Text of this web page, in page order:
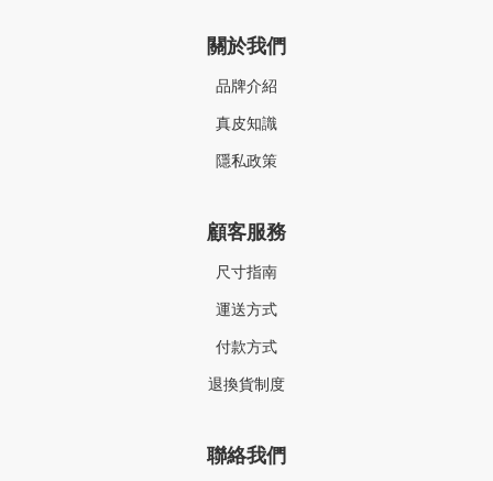
關於我們
品牌介紹
真皮知識
隱私政策
顧客服務
尺寸指南
運送方式
付款方式
退換貨制度
聯絡我們